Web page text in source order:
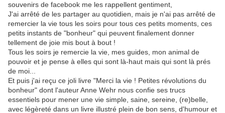
souvenirs de facebook me les rappellent gentiment,
J'ai arrêté de les partager au quotidien, mais je n'ai pas arrêté de
remercier la vie tous les soirs pour tous ces petits moments, ces
petits instants de "bonheur" qui peuvent finalement donner
tellement de joie mis bout à bout !
Tous les soirs je remercie la vie, mes guides, mon animal de
pouvoir et je pense à elles qui sont là-haut mais qui sont là prés
de moi...
Et puis j'ai reçu ce joli livre "Merci la vie ! Petites révolutions du
bonheur" dont l'auteur Anne Wehr nous confie ses trucs
essentiels pour mener une vie simple, saine, sereine, (re)belle,
avec légèreté dans un livre illustré plein de bon sens, d'humour et